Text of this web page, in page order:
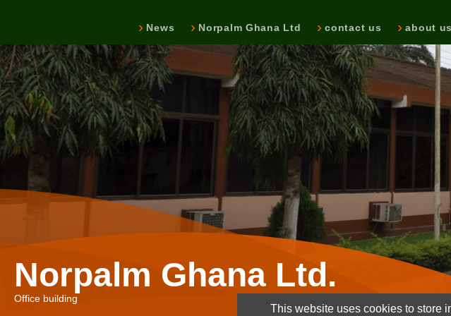
News Norpalm Ghana Ltd contact us about us
Norpalm Ghana Ltd.
Office building
This website uses cookies to store